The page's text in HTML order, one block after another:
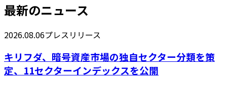
最新のニュース
2026.08.06プレスリリース
キリフダ、暗号資産市場の独自セクター分類を策
定、11セクターインデックスを公開